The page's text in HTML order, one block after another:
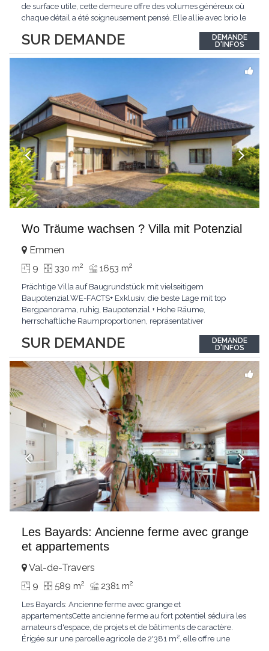
SUR DEMANDE
de surface utile, cette demeure offre des volumes généreux où
chaque détail a été soigneusement pensé. Elle allie avec brio le
contemporaines. Sa distribution harmonieuse et fonctionnelle a
été conçue pour répondre...
DEMANDE
D'INFOS
Wo Träume wachsen ? Villa mit Potenzial
SUR DEMANDE
Emmen
9 330 m2 1653 m2
Prächtige Villa auf Baugrundstück mit vielseitigem
Baupotenzial.WE-FACTS+ Exklusiv, die beste Lage mit top
Bergpanorama, ruhig, Baupotenzial.+ Hohe Räume,
herrschaftliche Raumproportionen, repräsentativer
System, Bibliothek, Weinkeller uvm.Passt für:Investoren,
Visionäre, Liebhaber von Exklusivem, Individualisten.KLARTEXT:
Ein Meisterwerk...
DEMANDE
D'INFOS
Les Bayards: Ancienne ferme avec grange
et appartements
Val-de-Travers
9 589 m2 2381 m2
Les Bayards: Ancienne ferme avec grange et
appartementsCette ancienne ferme au fort potentiel séduira les
amateurs d'espace, de projets et de bâtiments de caractère.
Érigée sur une parcelle agricole de 2'381 m², elle offre une